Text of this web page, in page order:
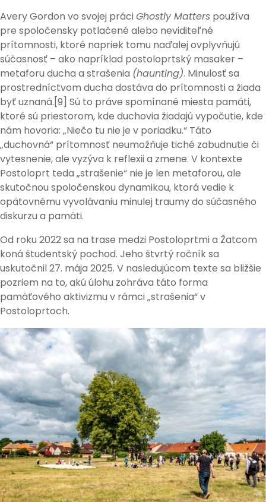
Avery Gordon vo svojej práciGhostly Matters používa
pre spoločensky potlačené alebo neviditeľné
prítomnosti, ktoré napriek tomu naďalej ovplyvňujú
súčasnosť – ako napríklad postoloprtský masaker –
metaforu ducha a strašenia (haunting). Minulosť sa
prostredníctvom ducha dostáva do prítomnosti a žiada
byť uznaná.[9] Sú to práve spomínané miesta pamäti,
ktoré sú priestorom, kde duchovia žiadajú vypočutie, kde
nám hovoria: „Niečo tu nie je v poriadku.“ Táto
„duchovná“ prítomnosť neumožňuje tiché zabudnutie či
vytesnenie, ale vyzýva k reflexii a zmene. V kontexte
Postoloprt teda „strašenie“ nie je len metaforou, ale
skutočnou spoločenskou dynamikou, ktorá vedie k
opätovnému vyvolávaniu minulej traumy do súčasného
diskurzu a pamäti.
Od roku 2022 sa na trase medzi Postoloprtmi a Žatcom
koná študentský pochod. Jeho štvrtý ročník sa
uskutočnil 27. mája 2025. V nasledujúcom texte sa bližšie
pozriem na to, akú úlohu zohráva táto forma
pamäťového aktivizmu v rámci „strašenia“ v
Postoloprtoch.